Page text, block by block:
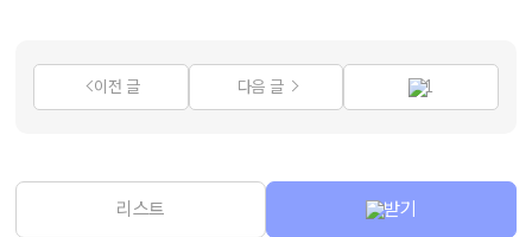
이전 글 다음 글 1
리스트 받기